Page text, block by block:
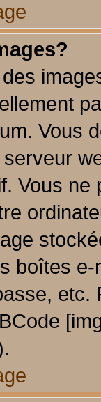
Vous
Vous
boîtes